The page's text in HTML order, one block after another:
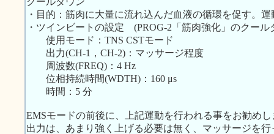
・目的：筋肉に大量に流れ込んだ血液の循環を促す。
・ツインビートの設定 (PROG-2「筋肉強化」のクール
使用モード：TNS CSTモード
出力(CH-1，CH-2)：マッサージ程度
周波数(FREQ)：4 Hz
位相持続時間(WDTH)：160 μs
時間：5 分
EMSモードの前後に、上記運動を行われる事をお勧めし
出力は、あまり強く上げる必要は無く、マッサージを